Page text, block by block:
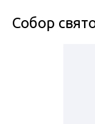
Собор